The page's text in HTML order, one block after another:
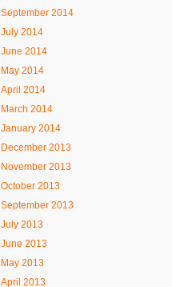
September 2014
July 2014
June 2014
May 2014
April 2014
March 2014
January 2014
December 2013
November 2013
October 2013
September 2013
July 2013
June 2013
May 2013
April 2013